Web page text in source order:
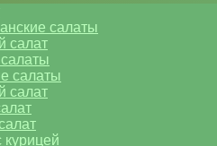
салаты
салат
салаты
салат